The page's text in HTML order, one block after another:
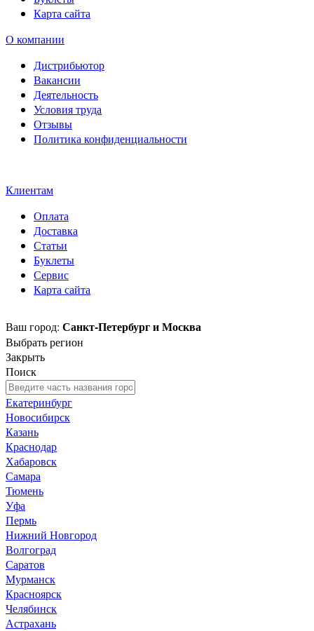
Карта сайта
О компании
Дистрибьютор
Вакансии
Деятельность
Условия труда
Отзывы
Политика конфиденциальности
Клиентам
Оплата
Доставка
Статьи
Буклеты
Сервис
Карта сайта
Ваш город: Санкт-Петербург и Москва
Выбрать регион
Закрыть
Поиск
Екатеринбург
Новосибирск
Казань
Краснодар
Хабаровск
Самара
Тюмень
Уфа
Пермь
Нижний Новгород
Волгоград
Саратов
Мурманск
Красноярск
Челябинск
Астрахань